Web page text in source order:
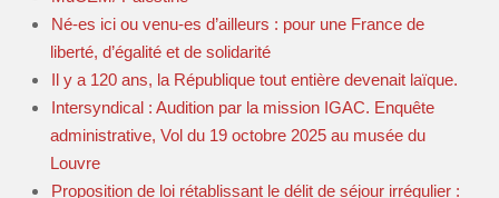
Né-es ici ou venu-es d’ailleurs : pour une France de
liberté, d’égalité et de solidarité
Il y a 120 ans, la République tout entière devenait laïque.
Intersyndical : Audition par la mission IGAC. Enquête
administrative, Vol du 19 octobre 2025 au musée du
Louvre
Proposition de loi rétablissant le délit de séjour irrégulier :